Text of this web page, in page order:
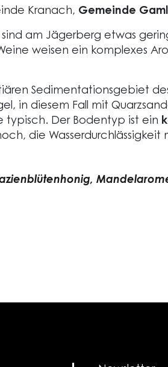
Kranach, Gemeinde
am Jägerberg etwas
weisen ein komplexes
Sedimentationsgebiet
in diesem Fall mit
typisch. Der Bodentyp ist ein
die Wasserdurchlässigkeit